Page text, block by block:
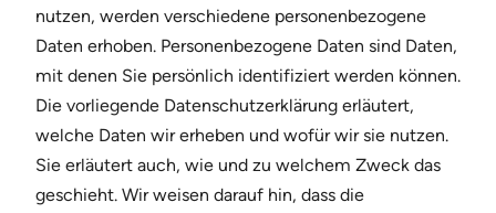
nutzen, werden verschiedene personenbezogene
Daten erhoben. Personenbezogene Daten sind Daten,
mit denen Sie persönlich identifiziert werden können.
Die vorliegende Datenschutzerklärung erläutert,
welche Daten wir erheben und wofür wir sie nutzen.
Sie erläutert auch, wie und zu welchem Zweck das
geschieht. Wir weisen darauf hin, dass die